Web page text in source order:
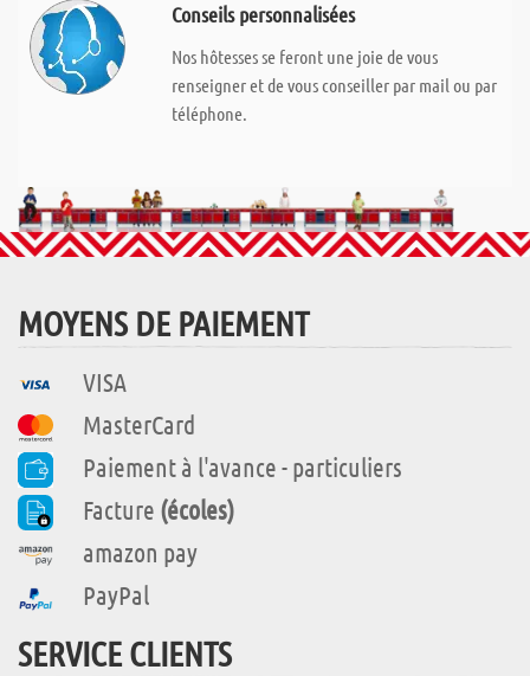
Conseils personnalisées
Nos hôtesses se feront une joie de vous
renseigner et de vous conseiller par mail ou par
téléphone.
MOYENS DE PAIEMENT
VISA
MasterCard
Paiement à l'avance - particuliers
Facture (écoles)
amazon pay
PayPal
SERVICE CLIENTS